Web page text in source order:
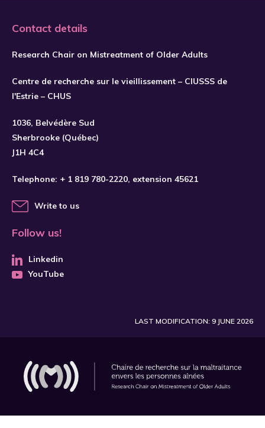
2025
2026
Contact details
Research Chair on Mistreatment of Older Adults
Centre de recherche sur le vieillissement – CIUSSS de
l'Estrie – CHUS
1036, Belvédère Sud
Sherbrooke (Québec)
J1H 4C4
Telephone: + 1 819 780-2220, extension 45621
Write to us
Follow us!
Linkedin
YouTube
LAST MODIFICATION: 9 JUNE 2026